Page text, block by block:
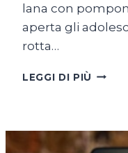
lana con
aperta gli
rotta…
LEGGI DI PIÙ LA
JEANS
E